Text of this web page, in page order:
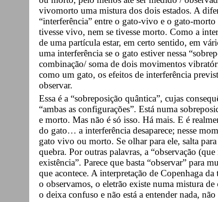
vivomorto uma mistura dos dois estados. A
“interferência” entre o gato-vivo e o gato-
tivesse vivo, nem se tivesse morto. Como a
de uma partícula estar, em certo sentido, em
uma interferência se o gato estiver nessa
combinação/ soma de dois movimentos
como um gato, os efeitos de interferência
observar.
Essa é a “sobreposição quântica”, cujas
“ambas as configurações”. Está numa
e morto. Mas não é só isso. Há mais. E é
do gato… a interferência desaparece; nesse
gato vivo ou morto. Se olhar para ele, salta
quebra. Por outras palavras, a “observação
existência”. Parece que basta “observar” para
que acontece. A interpretação de Copenhaga
o observamos, o eletrão existe numa mistura
o deixa confuso e não está a entender nada,